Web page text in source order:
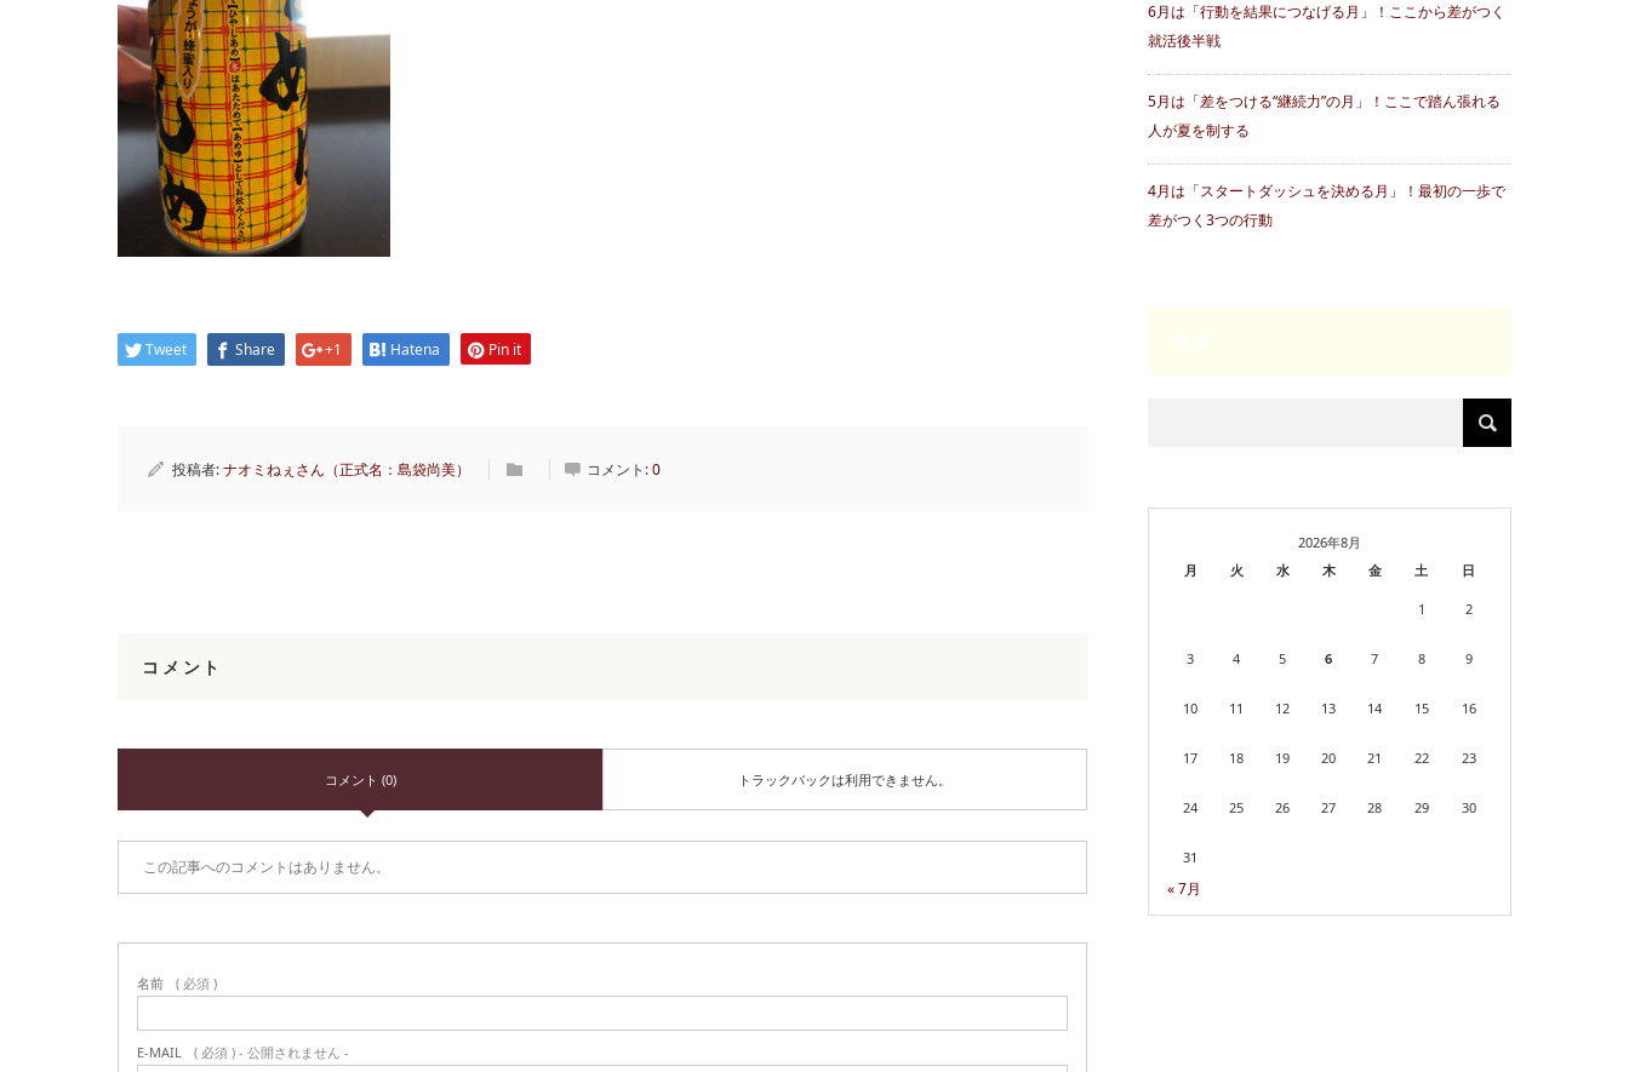
Tweet Share +1 Hatena Pin it
投稿者:ナオミねぇさん（正式名：島袋尚美） コメント:0
コメント
コメント (0) トラックバックは利用できません。
この記事へのコメントはありません。
名前 ( 必須 )
E-MAIL ( 必須 ) - 公開されません -
6月は「行動を結果につなげる月」！ここから差がつく
就活後半戦
5月は「差をつける“継続力”の月」！ここで踏ん張れる
人が夏を制する
4月は「スタートダッシュを決める月」！最初の一歩で
差がつく3つの行動
2026年8月
月
火 水 木 金 土 日
1 2
3 4 5 6 7 8 9
10 11 12 13 14 15 16
17 18 19 20 21 22 23
24 25 26 27 28 29 30
31
« 7月